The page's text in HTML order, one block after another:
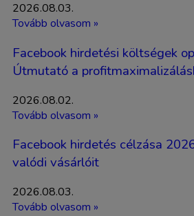
2026.08.03.
Tovább olvasom »
Facebook hirdetési költségek
Útmutató a
2026.08.02.
Tovább olvasom »
Facebook hirdetés célzása
valódi vásárlóit
2026.08.03.
Tovább olvasom »